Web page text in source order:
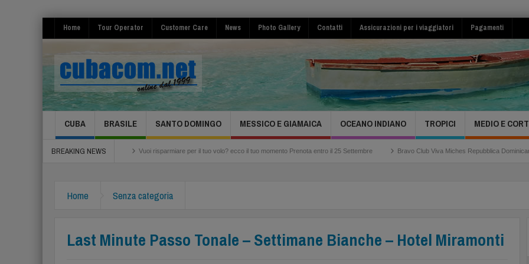
Home Tour Operator Customer Care News Photo Gallery Contatti Assicurazioni per i viaggiatori Pagamenti
CUBA BRASILE SANTO DOMINGO MESSICO E GIAMAICA OCEANO INDIANO TROPICI MEDIO E
BREAKING NEWS
Salsa 2026 Cuba Havana Vuoi risparmiare per il tuo volo? ecco il tuo momento Prenota entro il 25 Settembre Bravo Club Viva Miches Repubblica Dominicana
Home Senza categoria
Last Minute Passo Tonale – Settimane Bianche – Hotel Miramonti